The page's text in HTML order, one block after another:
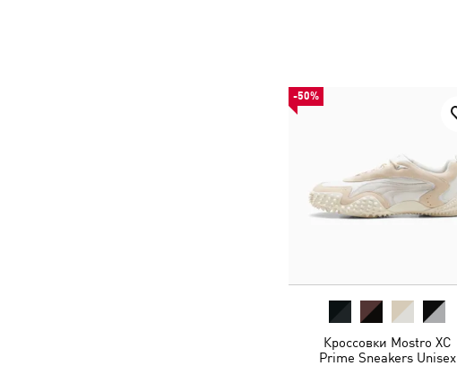
-50%
Кроссовки Mostro XC
Prime Sneakers Unisex